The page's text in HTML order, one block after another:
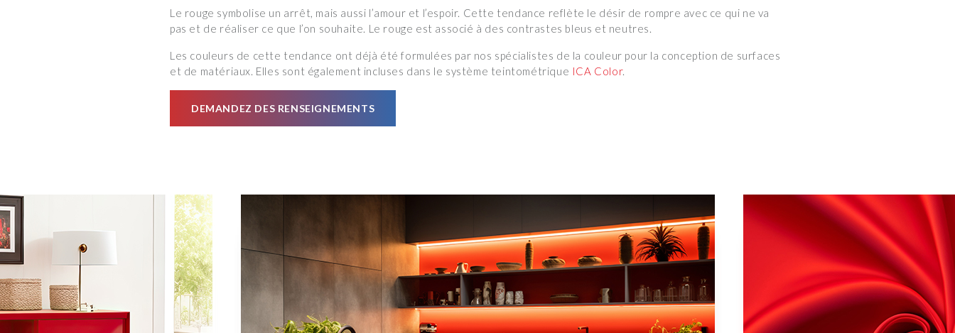
Le rouge symbolise un arrêt, mais aussi l’amour et l’espoir. Cette tendance reflète le désir de rompre avec ce qui ne va
pas et de réaliser ce que l’on souhaite. Le rouge est associé à des contrastes bleus et neutres.
Les couleurs de cette tendance ont déjà été formulées par nos spécialistes de la couleur pour la conception de surfaces
et de matériaux. Elles sont également incluses dans le système teintométrique ICA Color.
DEMANDEZ DES RENSEIGNEMENTS